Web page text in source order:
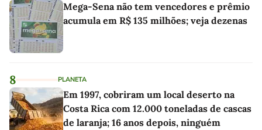
Mega-Sena não tem vencedores e prêmio
acumula em R$ 135 milhões; veja dezenas
8 PLANETA
Em 1997, cobriram um local deserto na
Costa Rica com 12.000 toneladas de cascas
de laranja; 16 anos depois, ninguém